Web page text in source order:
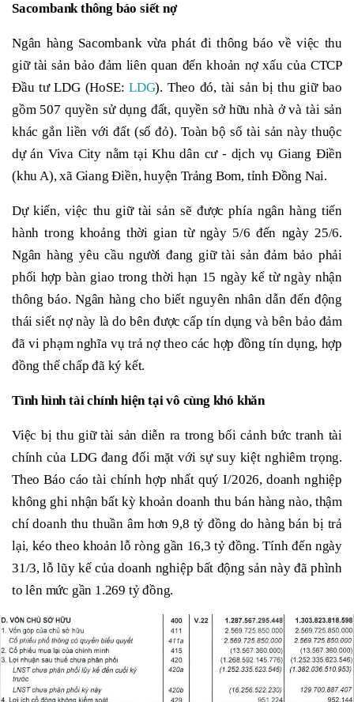
Sacombank thông báo siết nợ
Ngân hàng Sacombank vừa phát đi thông báo về việc thu
giữ tài sản bảo đảm liên quan đến khoản nợ xấu của CTCP
Đầu tư LDG (HoSE:LDG). Theo đó, tài sản bị thu giữ bao
gồm 507 quyền sử dụng đất, quyền sở hữu nhà ở và tài sản
khác gắn liền với đất (sổ đỏ). Toàn bộ số tài sản này thuộc
dự án Viva City nằm tại Khu dân cư - dịch vụ Giang Điền
(khu A), xã Giang Điền, huyện Trảng Bom, tỉnh Đồng Nai.
Dự kiến, việc thu giữ tài sản sẽ được phía ngân hàng tiến
hành trong khoảng thời gian từ ngày 5/6 đến ngày 25/6.
Ngân hàng yêu cầu người đang giữ tài sản đảm bảo phải
phối hợp bàn giao trong thời hạn 15 ngày kể từ ngày nhận
thông báo. Ngân hàng cho biết nguyên nhân dẫn đến động
thái siết nợ này là do bên được cấp tín dụng và bên bảo đảm
đã vi phạm nghĩa vụ trả nợ theo các hợp đồng tín dụng, hợp
đồng thế chấp đã ký kết.
Tình hình tài chính hiện tại vô cùng khó khăn
Việc bị thu giữ tài sản diễn ra trong bối cảnh bức tranh tài
chính của LDG đang đối mặt với sự suy kiệt nghiêm trọng.
Theo Báo cáo tài chính hợp nhất quý I/2026, doanh nghiệp
không ghi nhận bất kỳ khoản doanh thu bán hàng nào, thậm
chí doanh thu thuần âm hơn 9,8 tỷ đồng do hàng bán bị trả
lại, kéo theo khoản lỗ ròng gần 16,3 tỷ đồng. Tính đến ngày
31/3, lỗ lũy kế của doanh nghiệp bất động sản này đã phình
to lên mức gần 1.269 tỷ đồng.